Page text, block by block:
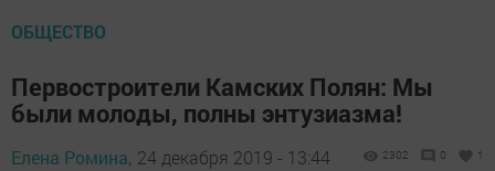
ОБЩЕСТВО
Первостроители Камских Полян: Мы
были молоды, полны энтузиазма!
Елена Ромина, 24 декабря 2019 - 13:44 2302 0 1